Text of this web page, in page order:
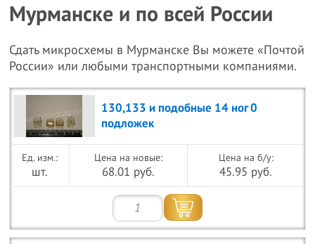
Мурманске и по всей России
Сдать микросхемы в Мурманске Вы можете «Почтой
России» или любыми транспортными компаниями.
130,133 и подобные 14 ног 0
подложек
шт.
Цена на новые:
68.01 руб.
Цена на б/у:
45.95 руб.